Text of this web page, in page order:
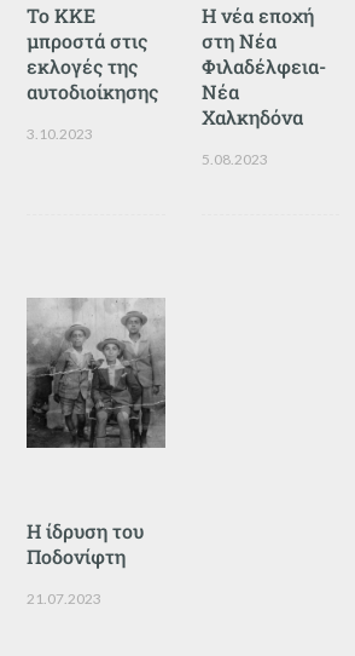
Το ΚΚΕ
μπροστά στις
εκλογές της
αυτοδιοίκησης
3.10.2023
Η νέα εποχή
στη Νέα
Φιλαδέλφεια-
Νέα
Χαλκηδόνα
5.08.2023
Η ίδρυση του
Ποδονίφτη
21.07.2023